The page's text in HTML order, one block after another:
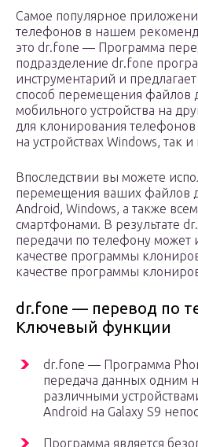
Самое популярное
телефонов в нашем
это dr.fone — Программа
подразделение dr.fone
инструментарий и
способ перемещения файлов
мобильного устройства на
для клонирования телефонов
на устройствах Windows, так и
Впоследствии вы можете
перемещения ваших файлов
Android, Windows, а также
смартфонами. В результате
передачи по телефону может
качестве программы
качестве программы
dr.fone — перевод по
Ключевый функции
dr.fone — Программа
передача данных одним
различными
Android на Galaxy S9
Программа является